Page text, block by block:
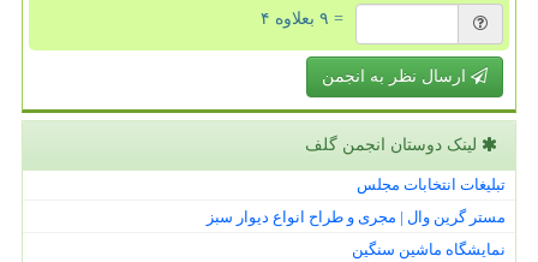
= ۹ بعلاوه ۴
ارسال نظر به انجمن
لینک دوستان انجمن گلف
تبلیغات انتخابات مجلس
مستر گرین وال | مجری و طراح انواع دیوار سبز
نمایشگاه ماشین سنگین